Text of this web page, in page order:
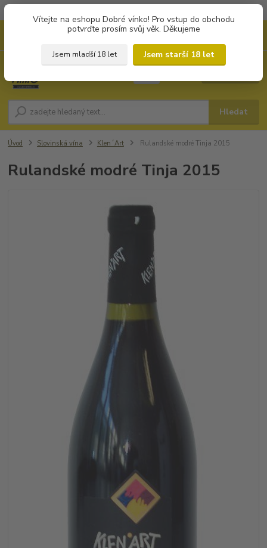
Vítejte na eshopu Dobré vínko! Pro vstup do obchodu
potvrďte prosím svůj věk. Děkujeme
Jsem mladší 18 let
Jsem starší 18 let
Hledat
Úvod Slovinská vína Klen´Art Rulandské modré Tinja 2015
Rulandské modré Tinja 2015